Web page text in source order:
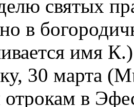
святых
в
имя
30 марта
в